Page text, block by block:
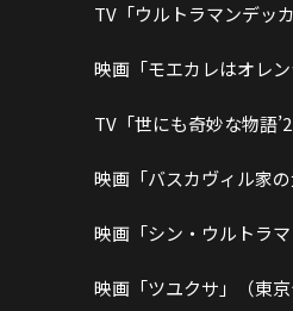
TV「ウルトラマンデッ
映画「モエカレはオレン
TV「世にも奇妙な物語
映画「バスカヴィル家
映画「シン・ウルトラマ
映画「ツユクサ」（東京